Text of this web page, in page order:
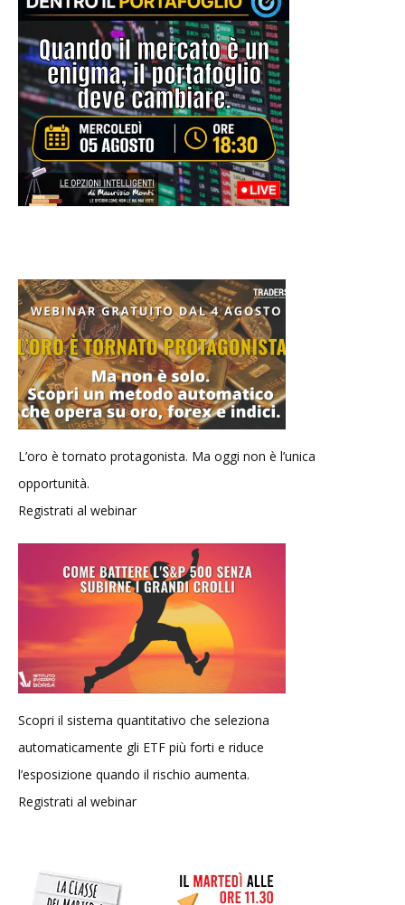
L’oro è tornato protagonista. Ma oggi non è l’unica
opportunità.
Registrati al webinar
Scopri il sistema quantitativo che seleziona
automaticamente gli ETF più forti e riduce
l’esposizione quando il rischio aumenta.
Registrati al webinar